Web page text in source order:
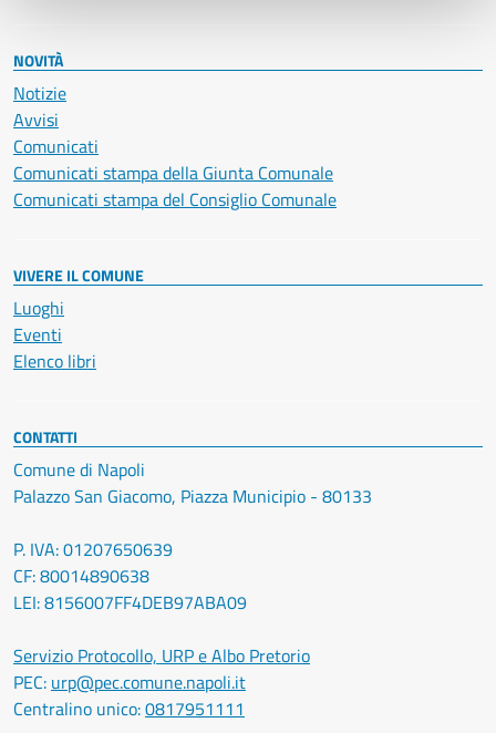
NOVITÀ
Notizie
Avvisi
Comunicati
Comunicati stampa della Giunta Comunale
Comunicati stampa del Consiglio Comunale
VIVERE IL COMUNE
Luoghi
Eventi
Elenco libri
CONTATTI
Comune di Napoli
Palazzo San Giacomo, Piazza Municipio - 80133
P. IVA: 01207650639
CF: 80014890638
LEI: 8156007FF4DEB97ABA09
Servizio Protocollo, URP e Albo Pretorio
PEC: urp@pec.comune.napoli.it
Centralino unico:0817951111